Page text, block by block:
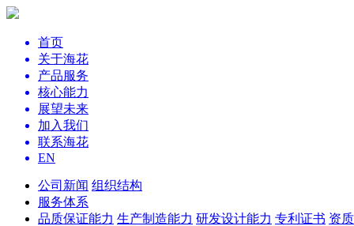
首页
关于海花
产品服务
核心能力
展望未来
加入我们
联系海花
EN
公司新闻 组织结构
服务体系
品质保证能力 生产制造能力 研发设计能力 专利证书 资